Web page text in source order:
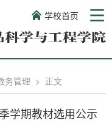
学校首页
务管理 > 正文
学期教材选用公示